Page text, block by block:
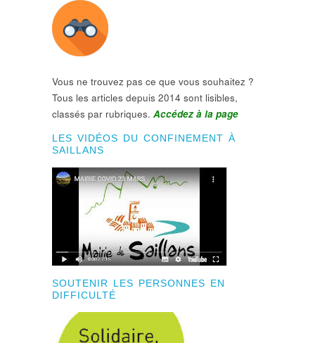
Vous ne trouvez pas ce que vous souhaitez ?
Tous les articles depuis 2014 sont lisibles,
classés par rubriques. Accédez à la page
LES VIDÉOS DU CONFINEMENT À
SAILLANS
SOUTENIR LES PERSONNES EN
DIFFICULTÉ